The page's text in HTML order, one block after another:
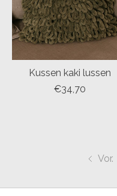
Kussen kaki lussen
€34,70
Vor.